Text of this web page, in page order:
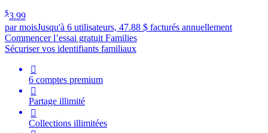
$3.99
par moisJusqu'à 6 utilisateurs, 47.88 $ facturés annuellement
Commencer l’essai gratuit Families
Sécuriser vos identifiants familiaux

6 comptes premium

Partage illimité

Collections illimitées